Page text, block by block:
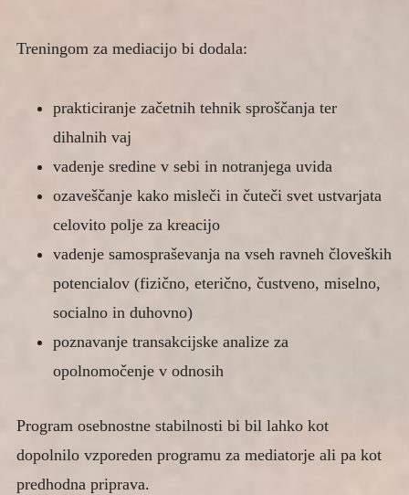
Treningom za mediacijo bi dodala:
prakticiranje začetnih tehnik sproščanja ter
dihalnih vaj
vadenje sredine v sebi in notranjega uvida
ozaveščanje kako misleči in čuteči svet ustvarjata
celovito polje za kreacijo
vadenje samospraševanja na vseh ravneh človeških
potencialov (fizično, eterično, čustveno, miselno,
socialno in duhovno)
poznavanje transakcijske analize za
opolnomočenje v odnosih
Program osebnostne stabilnosti bi bil lahko kot
dopolnilo vzporeden programu za mediatorje ali pa kot
predhodna priprava.